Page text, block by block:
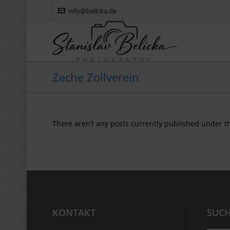
info@belicka.de
Zeche Zollverein
There aren’t any posts currently published under
KONTAKT